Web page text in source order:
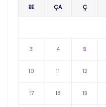
BE ÇA Ç
3 4 5
10 11 12
17 18 19